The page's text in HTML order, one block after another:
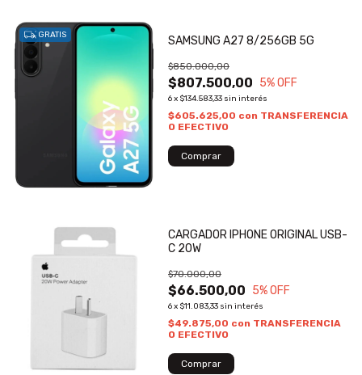
GRATIS SAMSUNG A27 8/256GB 5G
$807.500,00
$850.000,00
5% OFF
6x $134.583,33 sin interés
$605.625,00 con TRANSFERENCIA
O EFECTIVO
CARGADOR IPHONE ORIGINAL USB-
C 20W
$66.500,00
$70.000,00
5% OFF
6x $11.083,33 sin interés
$49.875,00 con TRANSFERENCIA
O EFECTIVO